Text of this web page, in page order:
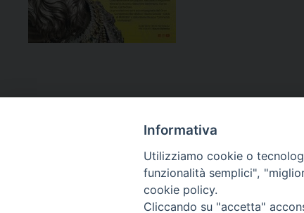
Informativa
Utilizziamo cookie o
funzionalità semplici",
cookie policy.
Cliccando su "accetta"